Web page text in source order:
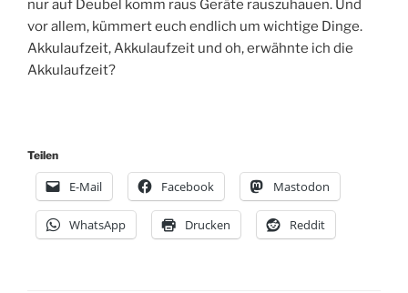
nur auf Deubel komm raus Geräte rauszuhauen. Und
vor allem, kümmert euch endlich um wichtige Dinge.
Akkulaufzeit, Akkulaufzeit und oh, erwähnte ich die
Akkulaufzeit?
Teilen
E-Mail Facebook Mastodon
WhatsApp Drucken Reddit